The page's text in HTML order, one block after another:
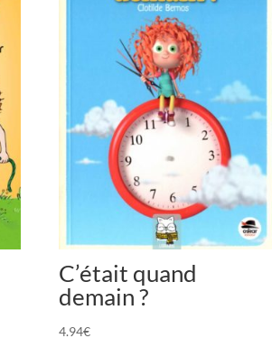
C’était quand
demain ?
4.94€